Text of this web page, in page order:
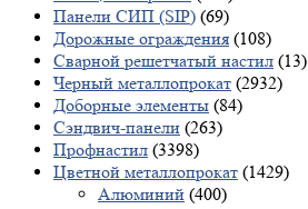
Панели СИП (SIP) (69)
Дорожные ограждения (108)
Сварной решетчатый настил (13)
Черный металлопрокат (2932)
Доборные элементы (84)
Сэндвич-панели (263)
Профнастил (3398)
Цветной металлопрокат (1429)
Алюминий (400)